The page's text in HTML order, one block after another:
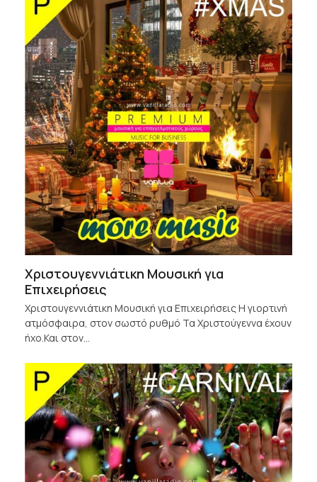
Χριστουγεννιάτικη Μουσική για
Επιχειρήσεις
Χριστουγεννιάτικη Μουσική για Επιχειρήσεις Η γιορτινή
ατμόσφαιρα, στον σωστό ρυθμό Τα Χριστούγεννα έχουν
ήχο.Και στον…